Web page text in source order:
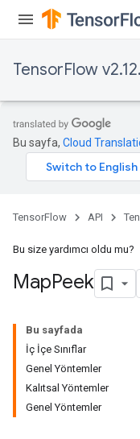
TensorFlow
Bu sayfa, Cloud
TensorFlow API
Bu size yardımcı oldu mu?
MapPeek
Bu sayfada
İç İçe Sınıflar
Genel Yöntemler
Kalıtsal Yöntemler
Genel Yöntemler